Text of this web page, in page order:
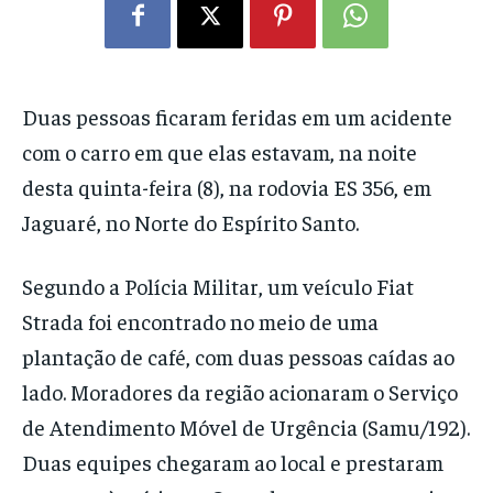
Duas pessoas ficaram feridas em um acidente
com o carro em que elas estavam, na noite
desta quinta-feira (8), na rodovia ES 356, em
Jaguaré, no Norte do Espírito Santo.
Segundo a Polícia Militar, um veículo Fiat
Strada foi encontrado no meio de uma
plantação de café, com duas pessoas caídas ao
lado. Moradores da região acionaram o Serviço
de Atendimento Móvel de Urgência (Samu/192).
Duas equipes chegaram ao local e prestaram